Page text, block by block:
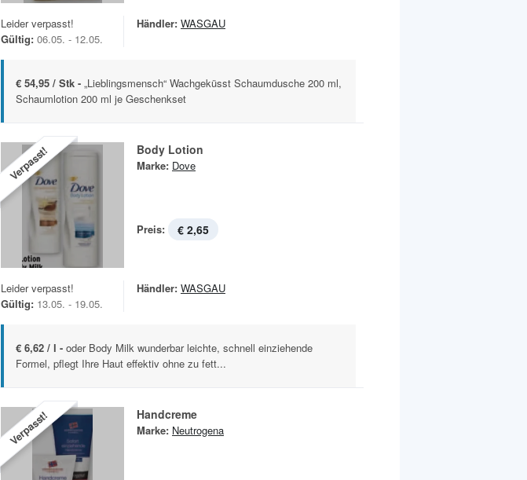
Leider verpasst!
Gültig: 06.05. - 12.05.
Händler: WASGAU
€ 54,95 / Stk - „Lieblingsmensch“ Wachgeküsst Schaumdusche 200 ml,
Schaumlotion 200 ml je Geschenkset
Verpasst! Body Lotion
Marke: Dove
Preis: € 2,65
Leider verpasst!
Gültig: 13.05. - 19.05.
Händler: WASGAU
€ 6,62 / l - oder Body Milk wunderbar leichte, schnell einziehende
Formel, pflegt Ihre Haut effektiv ohne zu fett...
Verpasst! Handcreme
Marke: Neutrogena